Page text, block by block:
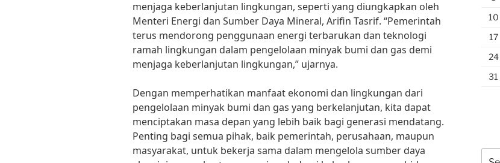
menjaga keberlanjutan lingkungan, seperti yang diungkapkan oleh
Menteri Energi dan Sumber Daya Mineral, Arifin Tasrif. “Pemerintah
terus mendorong penggunaan energi terbarukan dan teknologi
ramah lingkungan dalam pengelolaan minyak bumi dan gas demi
menjaga keberlanjutan lingkungan,” ujarnya.
Dengan memperhatikan manfaat ekonomi dan lingkungan dari
pengelolaan minyak bumi dan gas yang berkelanjutan, kita dapat
menciptakan masa depan yang lebih baik bagi generasi mendatang.
Penting bagi semua pihak, baik pemerintah, perusahaan, maupun
masyarakat, untuk bekerja sama dalam mengelola sumber daya
10
17
24
31